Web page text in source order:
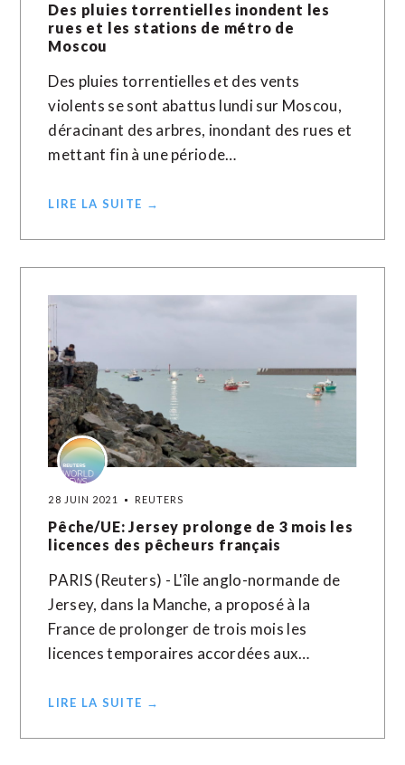
Des pluies torrentielles inondent les
rues et les stations de métro de
Moscou
Des pluies torrentielles et des vents
violents se sont abattus lundi sur Moscou,
déracinant des arbres, inondant des rues et
mettant fin à une période…
LIRE LA SUITE →
28 JUIN 2021 REUTERS
Pêche/UE: Jersey prolonge de 3 mois les
licences des pêcheurs français
PARIS (Reuters) - L'île anglo-normande de
Jersey, dans la Manche, a proposé à la
France de prolonger de trois mois les
licences temporaires accordées aux…
LIRE LA SUITE →